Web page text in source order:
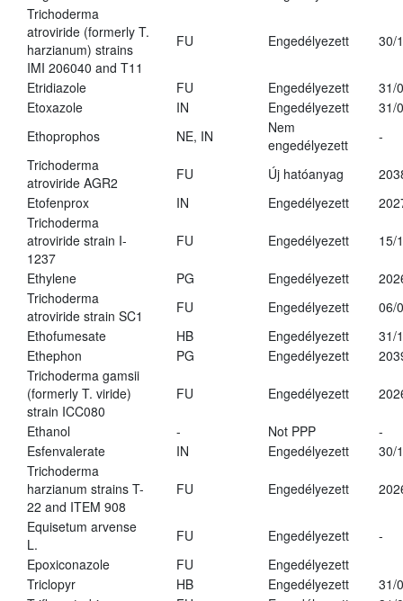
Trichoderma
atroviride (formerly T.
harzianum) strains
IMI 206040 and T11
FU Engedélyezett 30/
Etridiazole FU Engedélyezett
31/
Etoxazole
IN Engedélyezett
31/
Ethoprophos
NE, IN
Nem
engedélyezett
-
Trichoderma
atroviride AGR2
FU Új hatóanyag
Etofenprox
IN Engedélyezett
Trichoderma
atroviride strain I-
1237
FU Engedélyezett 15/
Ethylene PG Engedélyezett
Trichoderma
atroviride strain SC1
FU Engedélyezett
06/
Ethofumesate
HB Engedélyezett
31/
Ethephon
PG Engedélyezett
Trichoderma gamsii
(formerly T. viride)
strain ICC080
FU Engedélyezett
Ethanol - Not PPP
-
Esfenvalerate
IN Engedélyezett
30/
Trichoderma
harzianum strains T-
22 and ITEM 908
FU Engedélyezett
Equisetum arvense
L.
FU Engedélyezett
-
Epoxiconazole
FU
Engedélyezett
Triclopyr
HB Engedélyezett
31/